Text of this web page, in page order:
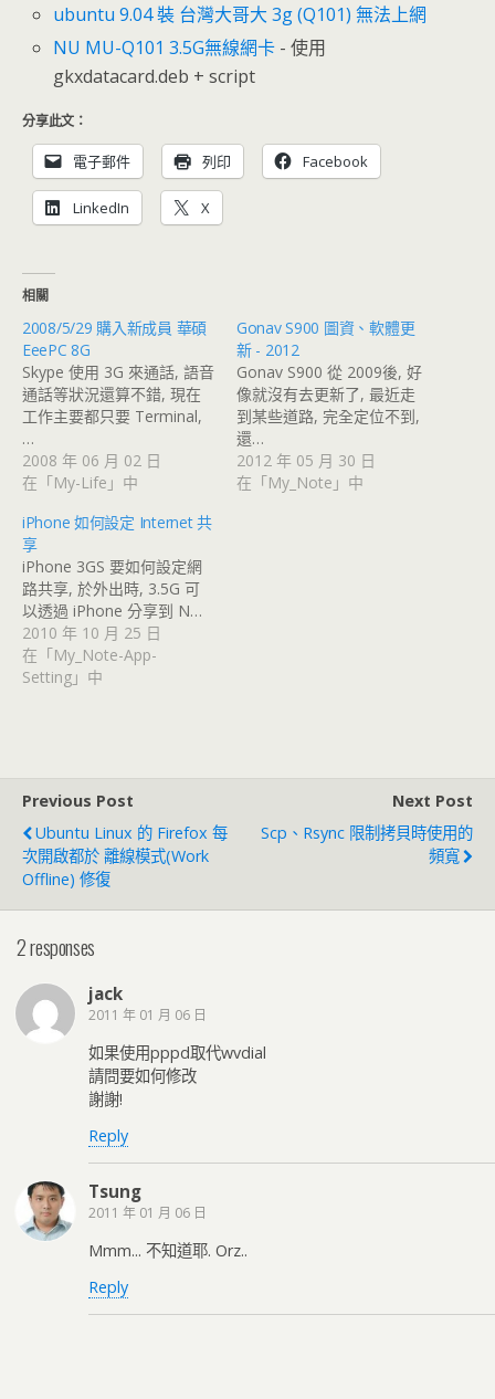
ubuntu 9.04 裝 台灣大哥大 3g (Q101) 無法上網
NU MU-Q101 3.5G無線網卡 - 使用
gkxdatacard.deb + script
分享此文：
電子郵件 列印 Facebook
LinkedIn X
相關
2008/5/29 購入新成員 華碩
EeePC 8G
Skype 使用 3G 來通話, 語音
通話等狀況還算不錯, 現在
工作主要都只要 Terminal,
…
2008 年 06 月 02 日
在「My-Life」中
Gonav S900 圖資、軟體更
新 - 2012
Gonav S900 從 2009後, 好
像就沒有去更新了, 最近走
到某些道路, 完全定位不到,
還…
2012 年 05 月 30 日
在「My_Note」中
iPhone 如何設定 Internet 共
享
iPhone 3GS 要如何設定網
路共享, 於外出時, 3.5G 可
以透過 iPhone 分享到 N…
2010 年 10 月 25 日
在「My_Note-App-
Setting」中
Previous Post
Ubuntu Linux 的 Firefox 每
次開啟都於 離線模式(Work
Offline) 修復
Next Post
Scp、rsync 限制拷貝時使用的
頻寬
2 responses
jack
2011 年 01 月 06 日
如果使用pppd取代wvdial
請問要如何修改
謝謝!
Reply
Tsung
2011 年 01 月 06 日
Mmm... 不知道耶. Orz..
Reply